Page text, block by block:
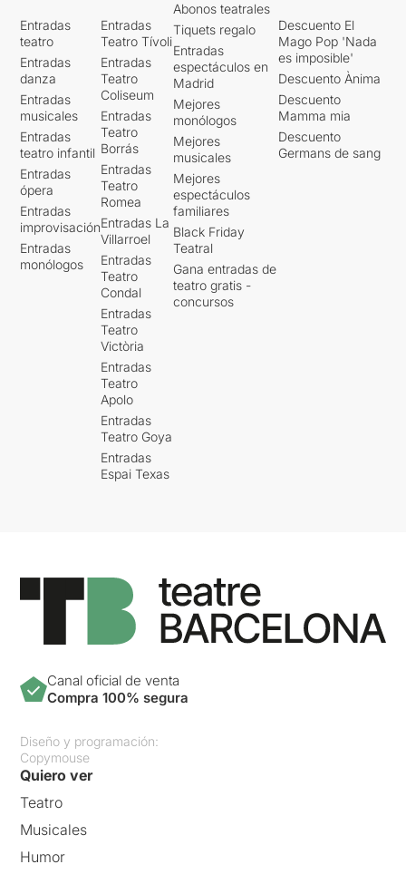
Entradas
teatro
Entradas
danza
Entradas
musicales
Entradas
teatro infantil
Entradas
ópera
Entradas
improvisación
Entradas
monólogos
Entradas
Teatro Tívoli
Entradas
Teatro
Coliseum
Entradas
Teatro
Borrás
Entradas
Teatro
Romea
Entradas La
Villarroel
Entradas
Teatro
Condal
Entradas
Teatro
Victòria
Entradas
Teatro
Apolo
Entradas
Teatro Goya
Entradas
Espai Texas
Abonos teatrales
Tiquets regalo
Entradas
espectáculos en
Madrid
Mejores
monólogos
Mejores
musicales
Mejores
espectáculos
familiares
Black Friday
Teatral
Gana entradas de
teatro gratis -
concursos
Descuento El
Mago Pop 'Nada
es imposible'
Descuento Ànima
Descuento
Mamma mia
Descuento
Germans de sang
Canal oficial de venta
Compra 100% segura
Diseño y programación:
Copymouse
Quiero ver
Teatro
Musicales
Humor